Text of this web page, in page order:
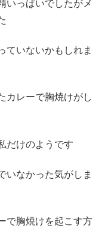
いっぱいでしたがメ
ていないかもしれま
カレーで胸焼けがし
だけのようです
いなかった気がしま
で胸焼けを起こす方